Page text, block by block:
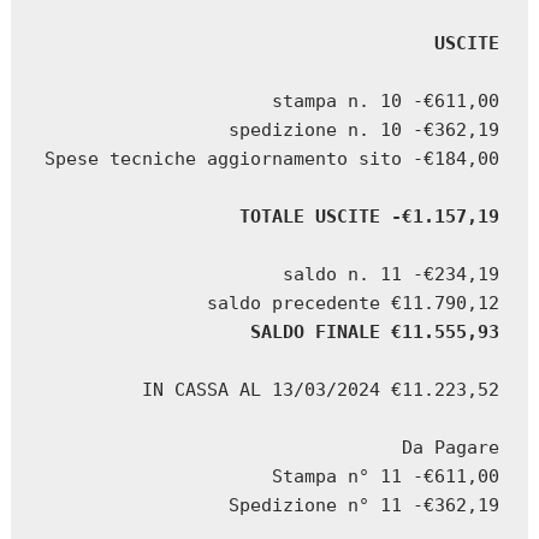
USCITE
stampa n. 10 -€611,00
spedizione n. 10 -€362,19
Spese tecniche aggiornamento sito -€184,00
TOTALE USCITE -€1.157,19
saldo n. 11 -€234,19
SALDO FINALE €11.555,93
IN CASSA AL 13/03/2024 €11.223,52
Da Pagare
Stampa n° 11 -€611,00
Spedizione n° 11 -€362,19